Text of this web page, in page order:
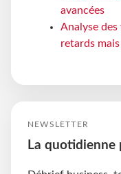
avancées
Analyse des
retards
NEWSLETTER
La quotidienne